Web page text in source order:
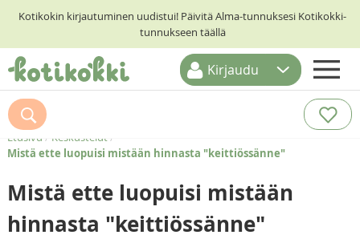
Kotikokin kirjautuminen uudistui! Päivitä Alma-tunnuksesi Kotikokki-
tunnukseen täällä
ETUSIVU
RESEPTIHAKU
RUOKATEEMAT
KESKUSTELUT
KOTIKOKIT
Kirjaudu
Etusivu / Keskustelut/
Mistä ette luopuisi mistään hinnasta "keittiössänne"
Mistä ette luopuisi mistään
hinnasta "keittiössänne"